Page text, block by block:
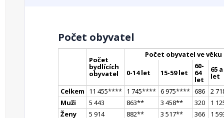
Počet obyvatel
Počet
bydlících
obyvatel
Počet obyvatel ve věku
0-14 let 15-59 let
60-
64
let
65
let
Celkem
11 455**** 1 745**** 6 975**** 686
2
Muži
5 443 863** 3 458** 320
1
Ženy
5 914 882** 3 517** 366 1